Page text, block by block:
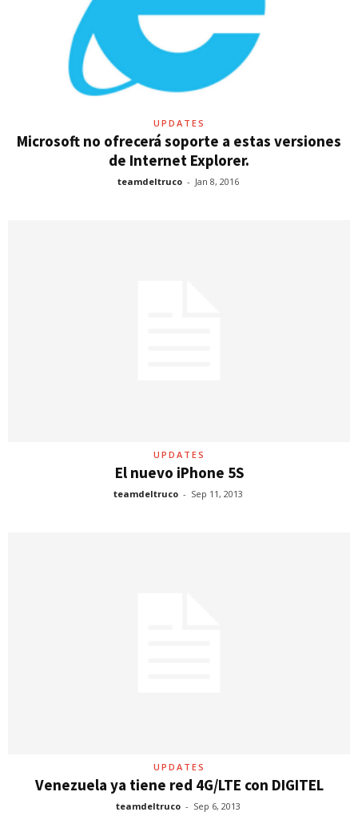
UPDATES
Microsoft no ofrecerá soporte a estas versiones
de Internet Explorer.
teamdeltruco - Jan 8, 2016
UPDATES
El nuevo iPhone 5S
teamdeltruco - Sep 11, 2013
UPDATES
Venezuela ya tiene red 4G/LTE con DIGITEL
teamdeltruco - Sep 6, 2013